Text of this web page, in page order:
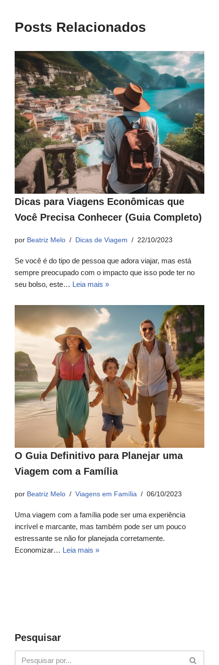
Posts Relacionados
Dicas para Viagens Econômicas que
Você Precisa Conhecer (Guia Completo)
por Beatriz Melo Dicas de Viagem 22/10/2023
Se você é do tipo de pessoa que adora viajar, mas está
sempre preocupado com o impacto que isso pode ter no
seu bolso, este… Leia mais »
O Guia Definitivo para Planejar uma
Viagem com a Família
por Beatriz Melo Viagens em Família 06/10/2023
Uma viagem com a família pode ser uma experiência
incrível e marcante, mas também pode ser um pouco
estressante se não for planejada corretamente.
Economizar… Leia mais »
Pesquisar